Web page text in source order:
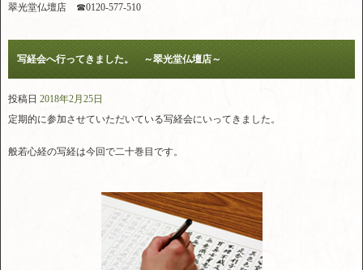
翠光堂仏壇店 ☎0120-577-510
写経会へ行ってきました。 ～翠光堂仏壇店～
投稿日 2018年2月25日
定期的に参加させていただいている写経会にいってきました。
般若心経の写経は今回で二十巻目です。